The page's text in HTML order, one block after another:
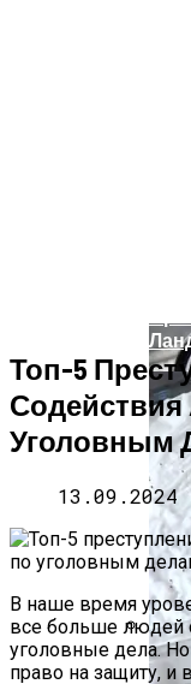
5
Топ-5
Содействия
Уголовным
13.09.2024
В наше время
все больше людей
уголовные дела.
право на защиту, и